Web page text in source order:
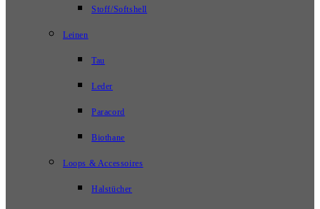
Stoff/Softshell
Leinen
Tau
Leder
Paracord
Biothane
Loops & Accessoires
Halstücher